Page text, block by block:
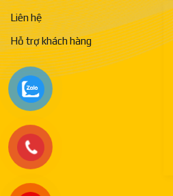
Liên hệ
Hỗ trợ khách hàng